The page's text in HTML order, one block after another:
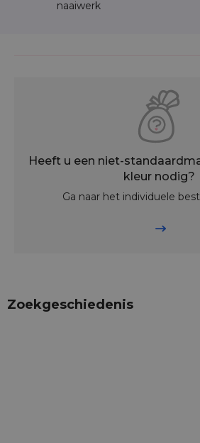
naaiwerk
Heeft u een niet-
kleur nodig?
Ga naar het individuele
Zoekgeschiedenis